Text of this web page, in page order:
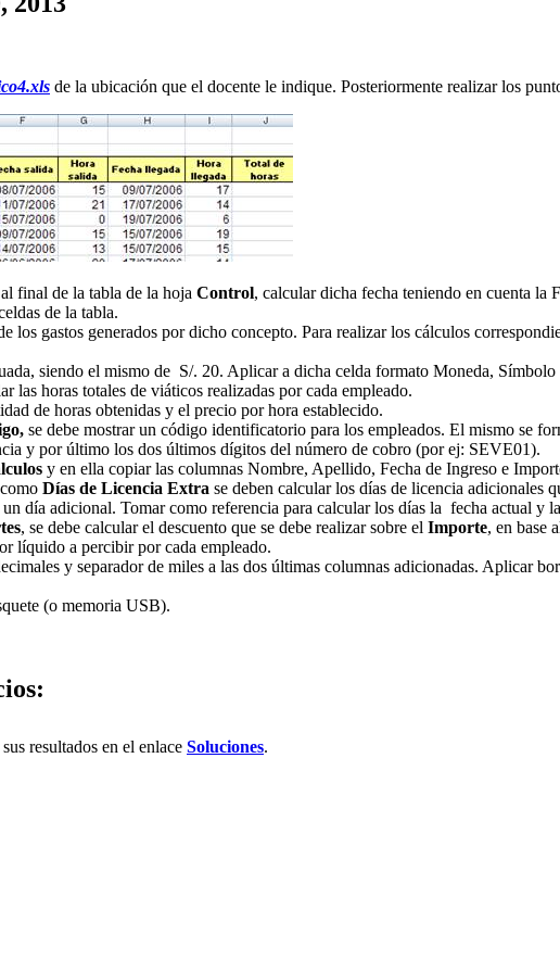
de la ubicación que el docente le indique. Posteriormente realizar los
al final de la tabla de la hoja Control, calcular dicha fecha teniendo en cuenta la
de la tabla.
los gastos generados por dicho concepto. Para realizar los cálculos
siendo el mismo de S/. 20. Aplicar a dicha celda formato Moneda, Símbolo
las horas totales de viáticos realizadas por cada empleado.
de horas obtenidas y el precio por hora establecido.
se debe mostrar un código identificatorio para los empleados. El mismo se
y por último los dos últimos dígitos del número de cobro (por ej: SEVE01).
y en ella copiar las columnas Nombre, Apellido, Fecha de Ingreso e
Días de Licencia Extra se deben calcular los días de licencia adicionales
día adicional. Tomar como referencia para calcular los días la fecha actual y
, se debe calcular el descuento que se debe realizar sobre el Importe, en base
líquido a percibir por cada empleado.
y separador de miles a las dos últimas columnas adicionadas. Aplicar
(o memoria USB).
resultados en el enlace Soluciones.